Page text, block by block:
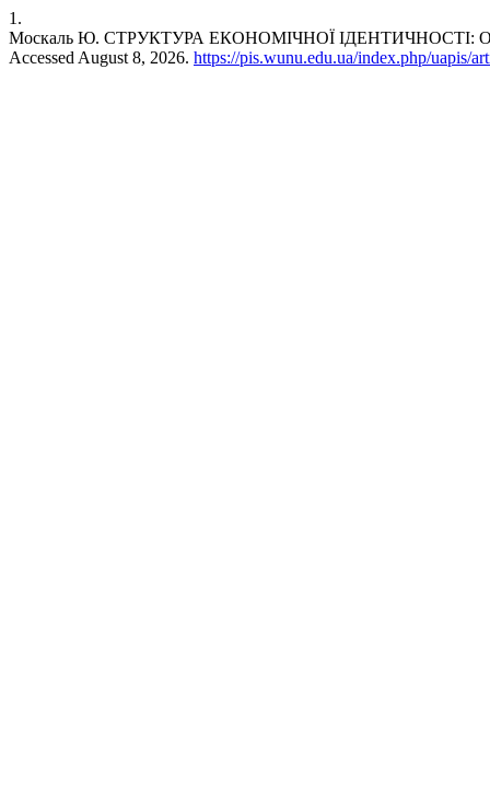
1.
Москаль Ю. СТРУКТУРА ЕКОНОМІЧНОЇ ІДЕНТИЧНОСТІ:
Accessed August 8, 2026. https://pis.wunu.edu.ua/index.php/uapis/